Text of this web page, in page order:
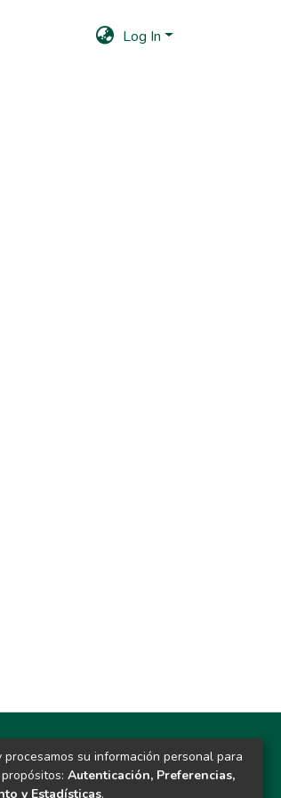
Log In
procesamos su información personal para
Autenticación, Preferencias,
y Estadísticas.